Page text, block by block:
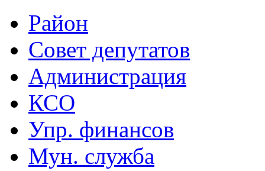
Район
Совет депутатов
Администрация
КСО
Упр. финансов
Мун. служба